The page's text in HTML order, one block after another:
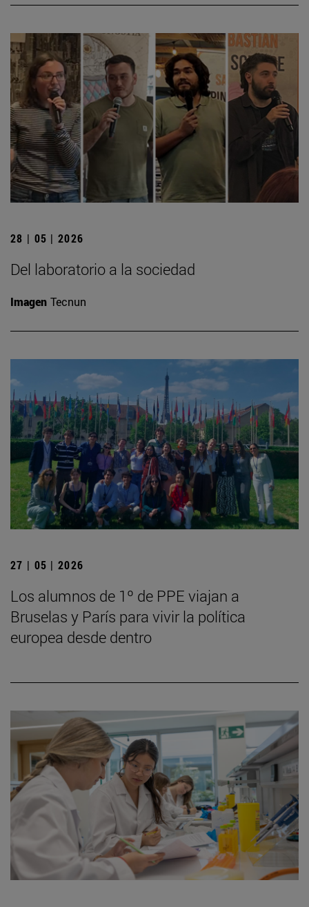
28 | 05 | 2026
Del laboratorio a la sociedad
Imagen Tecnun
27 | 05 | 2026
Los alumnos de 1º de PPE viajan a
Bruselas y París para vivir la política
europea desde dentro